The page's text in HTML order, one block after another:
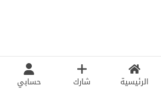
الرئيسية شارك حسابي